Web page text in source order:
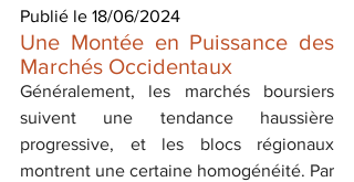
Publié le 18/06/2024
Une Montée en Puissance des
Marchés Occidentaux
Généralement, les marchés boursiers
suivent une tendance haussière
progressive, et les blocs régionaux
montrent une certaine homogénéité. Par